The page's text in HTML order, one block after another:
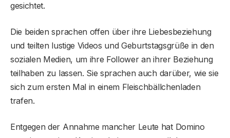
gesichtet.
Die beiden sprachen offen über ihre Liebesbeziehung
und teilten lustige Videos und Geburtstagsgrüße in den
sozialen Medien, um ihre Follower an ihrer Beziehung
teilhaben zu lassen. Sie sprachen auch darüber, wie sie
sich zum ersten Mal in einem Fleischbällchenladen
trafen.
Entgegen der Annahme mancher Leute hat Domino